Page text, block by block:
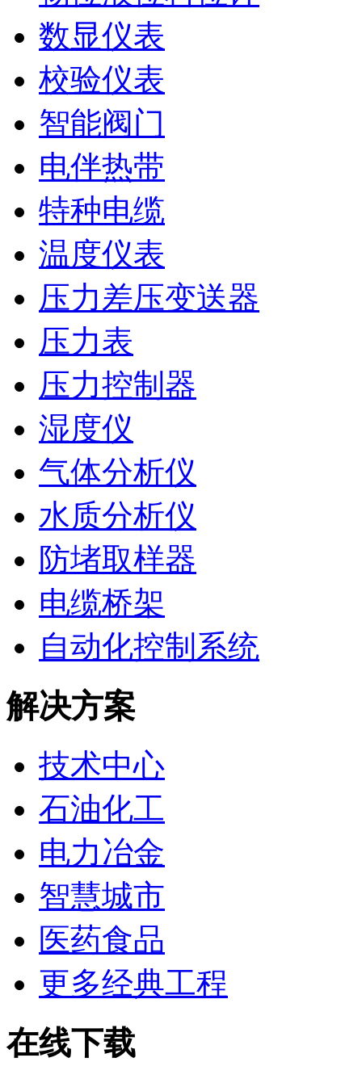
数显仪表
校验仪表
智能阀门
电伴热带
特种电缆
温度仪表
压力差压变送器
压力表
压力控制器
湿度仪
气体分析仪
水质分析仪
防堵取样器
电缆桥架
自动化控制系统
解决方案
技术中心
石油化工
电力冶金
智慧城市
医药食品
更多经典工程
在线下载